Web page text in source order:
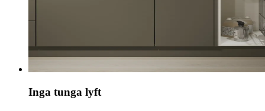
Inga tunga lyft